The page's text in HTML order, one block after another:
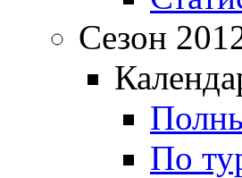
Сезон
По